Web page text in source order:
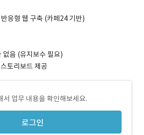
응형 웹 구축 (카페24 기반)
없음 (유지보수 필요)
토리보드 제공
서 업무 내용을 확인해보세요.
로그인